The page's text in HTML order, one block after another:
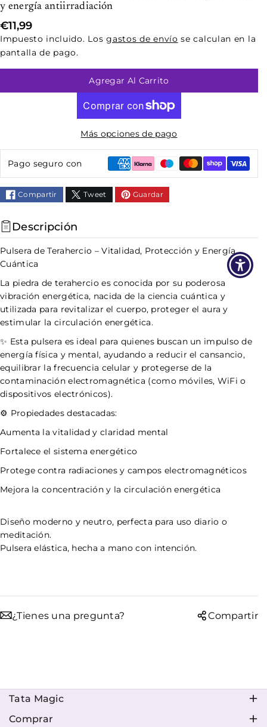
K
U
:
y energía antiirradiación
€11,99
Impuesto incluido. Losgastos de envío se calculan en la
pantalla de pago.
Agregar Al Carrito
Más opciones de pago
Pago seguro con
Compartir Tweet Guardar
Descripción
Pulsera de Terahercio – Vitalidad, Protección y Energía
Cuántica
La piedra de terahercio es conocida por su poderosa
vibración energética, nacida de la ciencia cuántica y
utilizada para revitalizar el cuerpo, proteger el aura y
estimular la circulación energética.
✨ Esta pulsera es ideal para quienes buscan un impulso de
energía física y mental, ayudando a reducir el cansancio,
equilibrar la frecuencia celular y protegerse de la
contaminación electromagnética (como móviles, WiFi o
dispositivos electrónicos).
⚙️ Propiedades destacadas:
Aumenta la vitalidad y claridad mental
Fortalece el sistema energético
Protege contra radiaciones y campos electromagnéticos
Mejora la concentración y la circulación energética
Diseño moderno y neutro, perfecta para uso diario o
meditación.
Pulsera elástica, hecha a mano con intención.
¿Tienes una pregunta? Compartir
Tata Magic
Conoce a Tata
Comprar